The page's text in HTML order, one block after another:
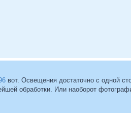
вот. Освещения достаточно с одной
обработки. Или наоборот